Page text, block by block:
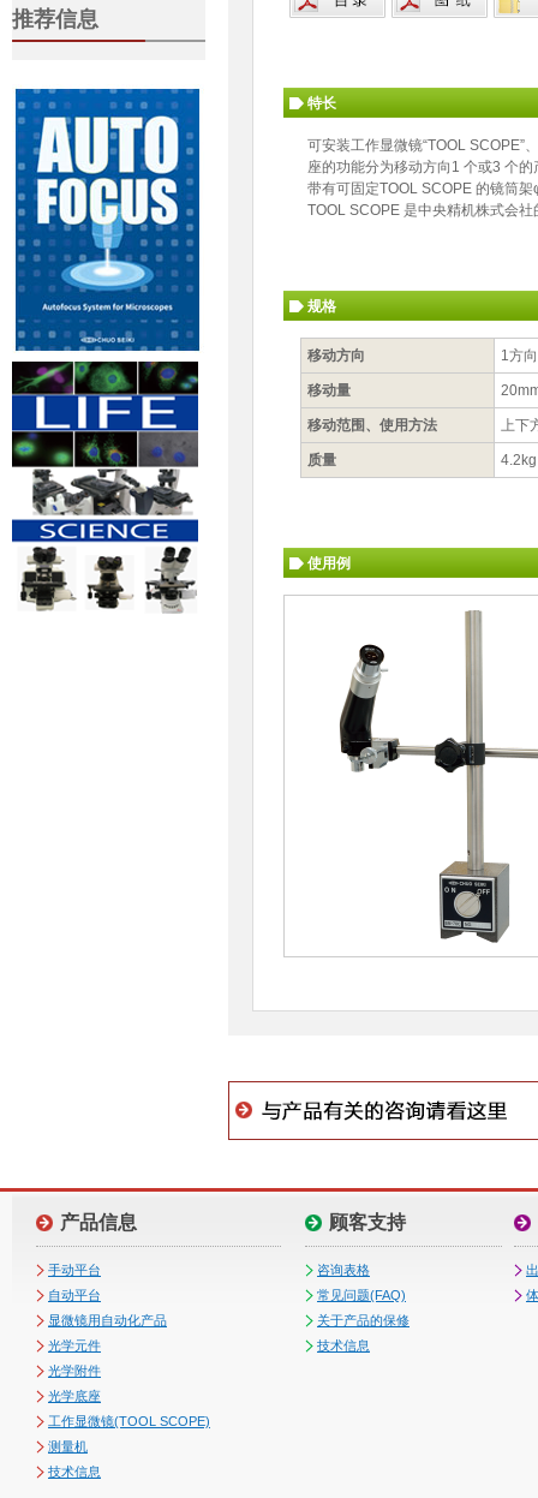
特长
可安装工作显微镜“TOOL SCOPE”
座的功能分为移动方向1 个或3 个
带有可固定TOOL SCOPE 的镜筒
TOOL SCOPE 是中央精机株式会社
规格
移动方向 1方向
移动量
移动范围、使用方法 上
质量 4.2kg
使用例
推荐信息
产品信息
手动平台
自动平台
显微镜用自动化产品
光学元件
光学附件
光学底座
工作显微镜(TOOL SCOPE)
测量机
技术信息
顾客支持
咨询表格
常见问题(FAQ)
关于产品的保修
技术信息